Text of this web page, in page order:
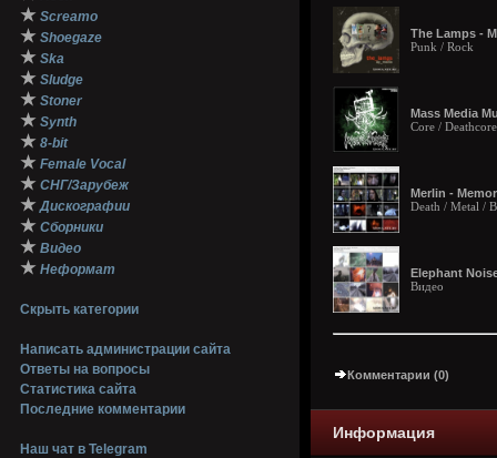
★ Screamo
★ Shoegaze
★ Ska
★ Sludge
★ Stoner
★ Synth
★ 8-bit
★ Female Vocal
★ СНГ/Зарубеж
★ Дискографии
★ Сборники
★ Видео
★ Неформат
Скрыть категории
Написать администрации сайта
Ответы на вопросы
Статистика сайта
Последние комментарии
Наш чат в Telegram
The Lamps -
Punk / Rock
Mass Media
Core /
Merlin -
Death / Metal /
Elephant
Видео
Комментарии (0)
Информация